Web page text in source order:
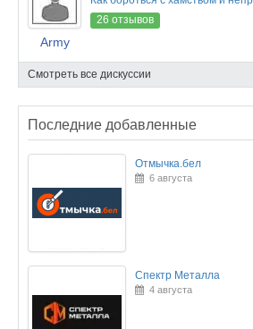
Army
26 отзывов
Смотреть все дискуссии
Последние добавленные
Отмычка.бел
6 августа
Спектр Металла
4 августа